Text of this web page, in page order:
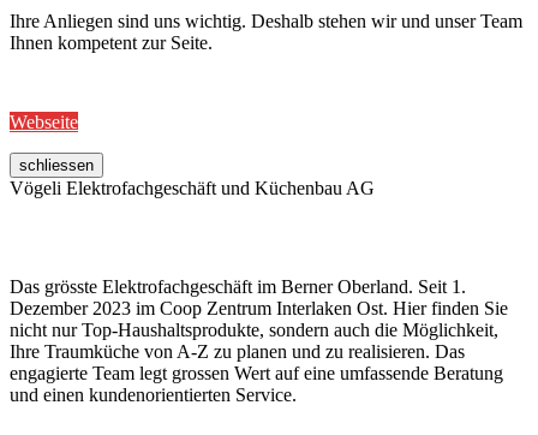
Ihre Anliegen sind uns wichtig. Deshalb stehen wir und unser Team
Ihnen kompetent zur Seite.
Webseite
schliessen
Vögeli Elektrofachgeschäft und Küchenbau AG
Das grösste Elektrofachgeschäft im Berner Oberland. Seit 1.
Dezember 2023 im Coop Zentrum Interlaken Ost. Hier finden Sie
nicht nur Top-Haushaltsprodukte, sondern auch die Möglichkeit,
Ihre Traumküche von A-Z zu planen und zu realisieren. Das
engagierte Team legt grossen Wert auf eine umfassende Beratung
und einen kundenorientierten Service.